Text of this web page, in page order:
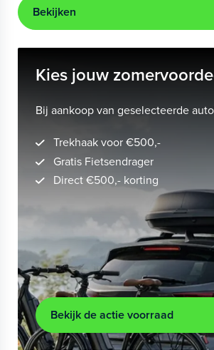
Bekijken
Kies jouw
Bij aankoop van geselecteerde
Trekhaak voor €500,-
Gratis Fietsendrager
Direct €500,- korting
Bekijk de actie voorraad